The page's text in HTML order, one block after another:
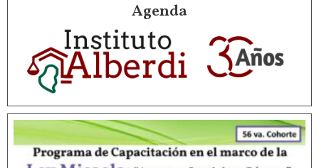
Agenda